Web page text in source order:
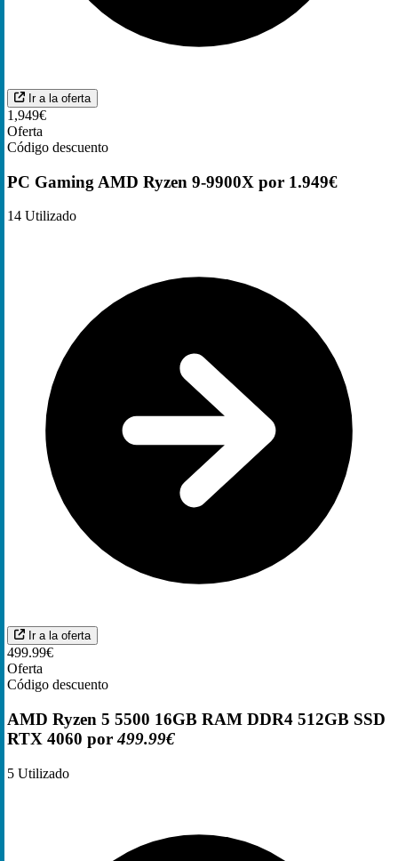
Ir a la oferta
1,949€
Oferta
Código descuento
PC Gaming AMD Ryzen 9-9900X por 1.949€
14 Utilizado
Ir a la oferta
499.99€
Oferta
Código descuento
AMD Ryzen 5 5500 16GB RAM DDR4 512GB SSD
RTX 4060 por499.99€
5 Utilizado